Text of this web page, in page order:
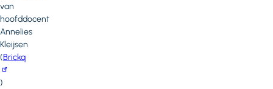
van
hoofddocent
Annelies
Kleijsen
(Brickq
)